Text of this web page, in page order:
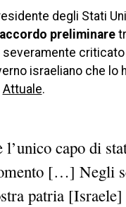
degli Stati
preliminare
severamente
israeliano che lo
Attuale.
capo di
[…] Negli
patria